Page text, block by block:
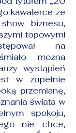
kawalerce ze
biznesu,
topowymi
na
można
wystąpień
w zupełnie
przemianę,
świata w
spokoju,
nie chce,